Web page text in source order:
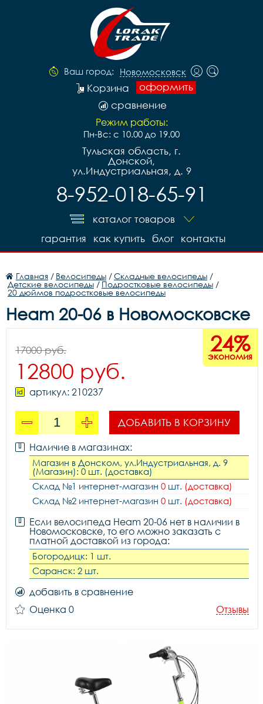
Ваш город: Новомосковск
оформить
Корзина
сравнение
Режим работы:
Пн-Вс: с 10.00 до 19.00
Тульская область, г.
Донской,
ул.Индустриальная, д. 9
8-952-018-65-91
каталог товаров
контакты
блог
как купить
гарантия
Главная / Велосипеды /Складные велосипеды /
Детские велосипеды / Подростковые велосипеды /
20 дюймов подростковые велосипеды
Heam 20-06 в Новомосковске
24%
экономия
17000 руб.
12800 руб.
артикул: 210237
ДОБАВИТЬ В КОРЗИНУ
Наличие в магазинах:
Магазин в Донском, ул.Индустриальная, д. 9
(Магазин): 0 шт. (доставка)
Склад №1 интернет-магазин 0 шт. (доставка)
Склад №2 интернет-магазин 0 шт. (доставка)
Если велосипеда Heam 20-06 нет в наличии в
Новомосковске, то его можно заказать с
платной доставкой из города:
Богородицк: 1 шт.
Саранск: 2 шт.
добавить в сравнение
Оценка 0
Отзывы